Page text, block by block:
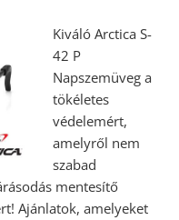
Kiváló Arctica S-
42 P
Napszemüveg a
tökéletes
védelemért,
amelyről nem
szabad
mentesítő
Ajánlatok, amelyeket